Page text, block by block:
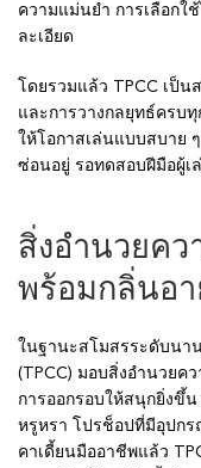
ความแม่นยำ การเลือกใ
ละเอียด
โดยรวมแล้ว TPCC เป็
และการวางกลยุทธ์ครบ
ให้โอกาสเล่นแบบสบาย
ซ่อนอยู่ รอทดสอบฝีมือผู้เ
สิ่งอำนวยค
พร้อมกลิ่นอ
ในฐานะสโมสรระดับนา
(TPCC) มอบสิ่งอำนวยค
การออกรอบให้สนุกยิ่งขึ้
หรูหรา โปรช็อปที่มีอุปกร
คาเดี้ยนมืออาชีพแล้ว